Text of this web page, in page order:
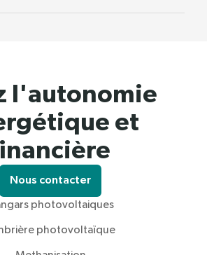
l'autonomie
et
Nous contacter
photovoltaiques
photovoltaïque